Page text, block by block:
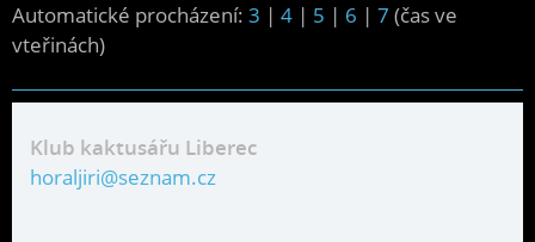
Automatické procházení: 3 | 4 | 5 | 6 | 7 (čas ve
vteřinách)
Klub kaktusářu Liberec
horaljiri@seznam.cz